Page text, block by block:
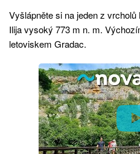
Vyšlápněte si na jeden z
Ilija vysoký 773 m n. m.
letoviskem Gradac.